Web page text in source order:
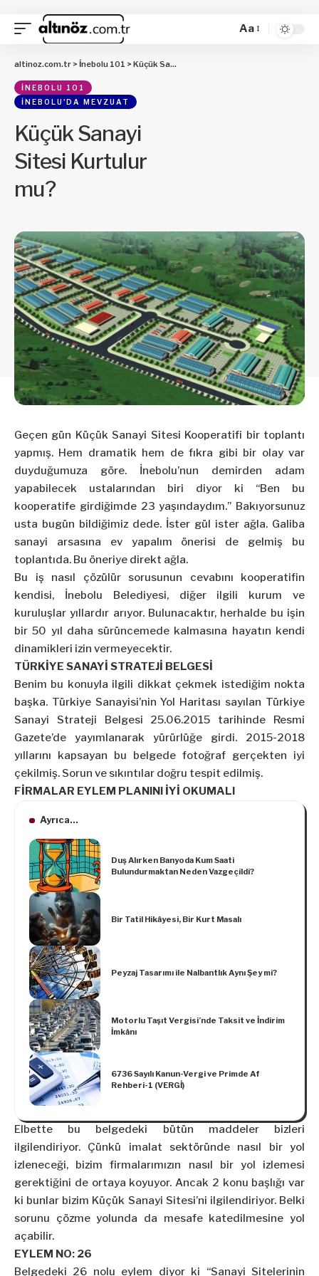
Aa
altinoz.com.tr > İnebolu 101 > Küçük Sanayi Sitesi Kurtulur mu?
İNEBOLU 101
İNEBOLU'DA MEVZUAT
Küçük Sanayi
Sitesi Kurtulur
mu?
Geçen gün Küçük Sanayi Sitesi Kooperatifi bir toplantı
yapmış. Hem dramatik hem de fıkra gibi bir olay var
duyduğumuza göre. İnebolu’nun demirden adam
yapabilecek ustalarından biri diyor ki “Ben bu
kooperatife girdiğimde 23 yaşındaydım.” Bakıyorsunuz
usta bugün bildiğimiz dede. İster gül ister ağla. Galiba
sanayi arsasına ev yapalım önerisi de gelmiş bu
toplantıda. Bu öneriye direkt ağla.
Bu iş nasıl çözülür sorusunun cevabını kooperatifin
kendisi, İnebolu Belediyesi, diğer ilgili kurum ve
kuruluşlar yıllardır arıyor. Bulunacaktır, herhalde bu işin
bir 50 yıl daha sürüncemede kalmasına hayatın kendi
dinamikleri izin vermeyecektir.
TÜRKİYE SANAYİ STRATEJİ BELGESİ
Benim bu konuyla ilgili dikkat çekmek istediğim nokta
başka. Türkiye Sanayisi’nin Yol Haritası sayılan Türkiye
Sanayi Strateji Belgesi 25.06.2015 tarihinde Resmi
Gazete’de yayımlanarak yürürlüğe girdi. 2015-2018
yıllarını kapsayan bu belgede fotoğraf gerçekten iyi
çekilmiş. Sorun ve sıkıntılar doğru tespit edilmiş.
FİRMALAR EYLEM PLANINI İYİ OKUMALI
Ayrıca...
Duş Alırken Banyoda Kum Saati
Bulundurmaktan Neden Vazgeçildi?
Bir Tatil Hikâyesi, Bir Kurt Masalı
Peyzaj Tasarımı ile Nalbantlık Aynı Şey mi?
Motorlu Taşıt Vergisi’nde Taksit ve İndirim
İmkânı
6736 Sayılı Kanun-Vergi ve Primde Af
Rehberi-1 (VERGİ)
Elbette bu belgedeki bütün maddeler bizleri
ilgilendiriyor. Çünkü imalat sektöründe nasıl bir yol
izleneceği, bizim firmalarımızın nasıl bir yol izlemesi
gerektiğini de ortaya koyuyor. Ancak 2 konu başlığı var
ki bunlar bizim Küçük Sanayi Sitesi’ni ilgilendiriyor. Belki
sorunu çözme yolunda da mesafe katedilmesine yol
açabilir.
EYLEM NO: 26
Belgedeki 26 nolu eylem diyor ki “Sanayi Sitelerinin